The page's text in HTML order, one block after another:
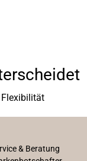
& Beratung